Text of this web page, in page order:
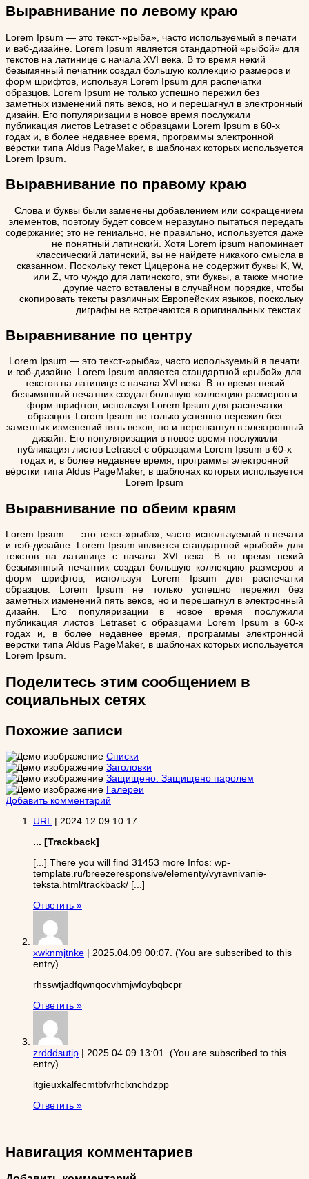
Выравнивание по левому краю
Lorem Ipsum — это текст-»рыба», часто используемый в печати
и вэб-дизайне. Lorem Ipsum является стандартной «рыбой» для
текстов на латинице с начала XVI века. В то время некий
безымянный печатник создал большую коллекцию размеров и
форм шрифтов, используя Lorem Ipsum для распечатки
образцов. Lorem Ipsum не только успешно пережил без
заметных изменений пять веков, но и перешагнул в электронный
дизайн. Его популяризации в новое время послужили
публикация листов Letraset с образцами Lorem Ipsum в 60-х
годах и, в более недавнее время, программы электронной
вёрстки типа Aldus PageMaker, в шаблонах которых используется
Lorem Ipsum.
Выравнивание по правому краю
Слова и буквы были заменены добавлением или сокращением
элементов, поэтому будет совсем неразумно пытаться передать
содержание; это не гениально, не правильно, используется даже
не понятный латинский. Хотя Lorem ipsum напоминает
классический латинский, вы не найдете никакого смысла в
сказанном. Поскольку текст Цицерона не содержит буквы K, W,
или Z, что чуждо для латинского, эти буквы, а также многие
другие часто вставлены в случайном порядке, чтобы
скопировать тексты различных Европейских языков, поскольку
диграфы не встречаются в оригинальных текстах.
Выравнивание по центру
Lorem Ipsum — это текст-»рыба», часто используемый в печати
и вэб-дизайне. Lorem Ipsum является стандартной «рыбой» для
текстов на латинице с начала XVI века. В то время некий
безымянный печатник создал большую коллекцию размеров и
форм шрифтов, используя Lorem Ipsum для распечатки
образцов. Lorem Ipsum не только успешно пережил без
заметных изменений пять веков, но и перешагнул в электронный
дизайн. Его популяризации в новое время послужили
публикация листов Letraset с образцами Lorem Ipsum в 60-х
годах и, в более недавнее время, программы электронной
вёрстки типа Aldus PageMaker, в шаблонах которых используется
Lorem Ipsum
Выравнивание по обеим краям
Lorem Ipsum — это текст-»рыба», часто используемый в печати
и вэб-дизайне. Lorem Ipsum является стандартной «рыбой» для
текстов на латинице с начала XVI века. В то время некий
безымянный печатник создал большую коллекцию размеров и
форм шрифтов, используя Lorem Ipsum для распечатки
образцов. Lorem Ipsum не только успешно пережил без
заметных изменений пять веков, но и перешагнул в электронный
дизайн. Его популяризации в новое время послужили
публикация листов Letraset с образцами Lorem Ipsum в 60-х
годах и, в более недавнее время, программы электронной
вёрстки типа Aldus PageMaker, в шаблонах которых используется
Lorem Ipsum.
Поделитесь этим сообщением в
социальных сетях
Похожие записи
Списки
Заголовки
Защищено: Защищено паролем
Галереи
Добавить комментарий
URL | 2024.12.09 10:17
... [Trackback]
[...] There you will find 31453 more Infos: wp-
template.ru/breezeresponsive/elementy/vyravnivanie-
teksta.html/trackback/ [...]
Ответить »
xwknmjtnke | 2025.04.09 00:07 . (You are subscribed to this
entry)
rhsswtjadfqwnqocvhmjwfoybqbcpr
Ответить »
zrdddsutip | 2025.04.09 13:01
. (You are subscribed to this
entry)
itgieuxkalfecmtbfvrhclxnchdzpp
Ответить »
Навигация комментариев